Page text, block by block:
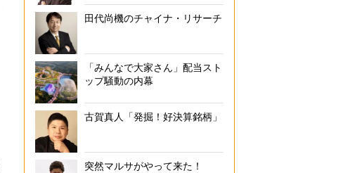
田代尚機のチャイナ・リサーチ
「みんなで大家さん」配当スト
ップ騒動の内幕
古賀真人「発掘！好決算銘柄」
突然マルサがやって来た！